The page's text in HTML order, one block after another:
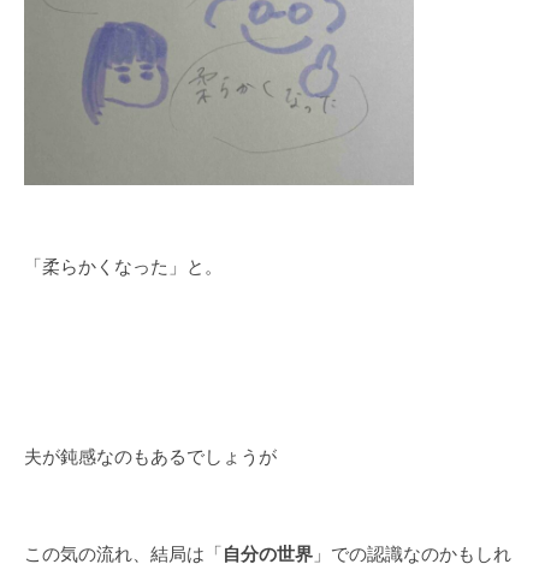
「柔らかくなった」と。
夫が鈍感なのもあるでしょうが
この気の流れ、結局は「自分の世界 」での認識なのかもしれ